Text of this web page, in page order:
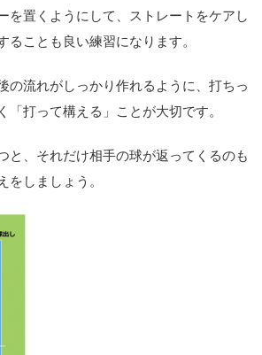
を置くようにして、ストレートをケアし
ることも良い練習になります。
の流れがしっかり作れるように、打ちっ
「打って構える」ことが大切です。
と、それだけ相手の球が返ってくるのも
をしましょう。